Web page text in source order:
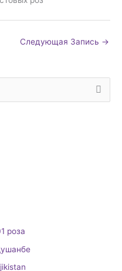
Следующая Запись →
роза